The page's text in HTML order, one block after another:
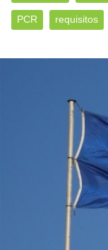
PCR requisitos